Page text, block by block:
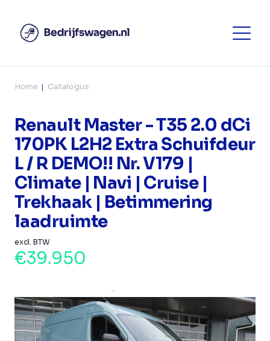
Home Catalogus
Renault Master - T35 2.0 dCi
170PK L2H2 Extra Schuifdeur
L / R DEMO!! Nr. V179 |
Climate | Navi | Cruise |
Trekhaak | Betimmering
laadruimte
excl. BTW
€39.950